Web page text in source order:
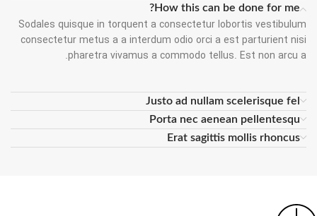
How this can be done for me?
Sodales quisque in torquent a consectetur lobortis vestibulum
consectetur metus a a interdum odio orci a est parturient nisi
pharetra vivamus a commodo tellus. Est non arcu a.
Justo ad nullam scelerisque fel
Porta nec aenean pellentesqu
Erat sagittis mollis rhoncus